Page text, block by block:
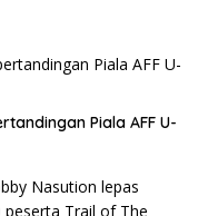
Piala AFF U-